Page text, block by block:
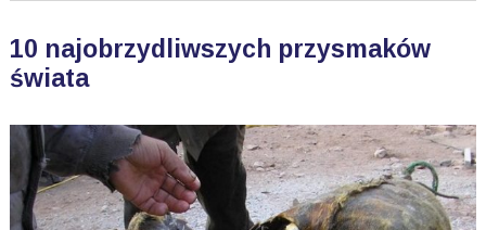
10 najobrzydliwszych przysmaków
świata